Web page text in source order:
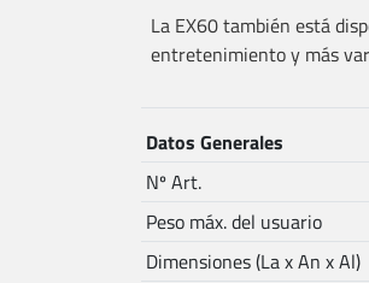
La EX60 también está
entretenimiento y más
Datos Generales
Nº Art.
Peso máx. del usuario
Dimensiones (La x An x Al)